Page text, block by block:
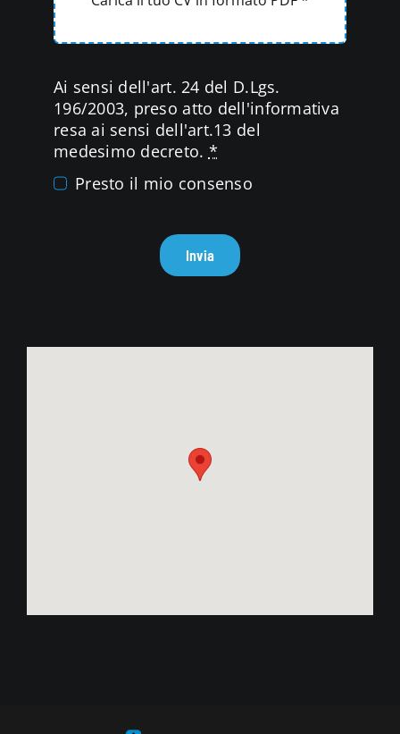
Ai sensi dell'art. 24 del D.Lgs.
196/2003, preso atto dell'informativa
resa ai sensi dell'art.13 del
medesimo decreto. *
Presto il mio consenso
Invia